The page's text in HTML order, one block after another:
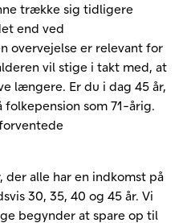
trække sig tidligere
end ved
overvejelse er relevant for
vil stige i takt med, at
længere. Er du i dag 45 år,
som 71-årig.
der alle har en indkomst på
30, 35, 40 og 45 år. Vi
begynder at spare op til